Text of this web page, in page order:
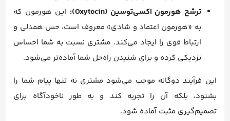
ترشح هورمون اکسی‌توسین (Oxytocin):
این هورمون که
به «هورمون اعتماد و شادی» معروف است، حس همدلی و
ارتباط قوی را ایجاد می‌کند. مشتری نسبت به شما احساس
نزدیکی کرده و برای شنیدن راه‌حل شما آماده‌تر می‌شود.
این فرآیند دوگانه موجب می‌شود مشتری نه تنها پیام شما را
بشنود، بلکه آن را تجربه کند و به طور ناخودآگاه برای
تصمیم‌گیری مثبت آماده شود.